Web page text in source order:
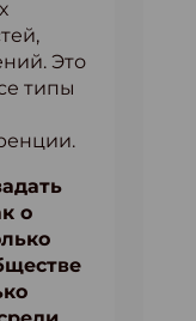
Это
типы
о